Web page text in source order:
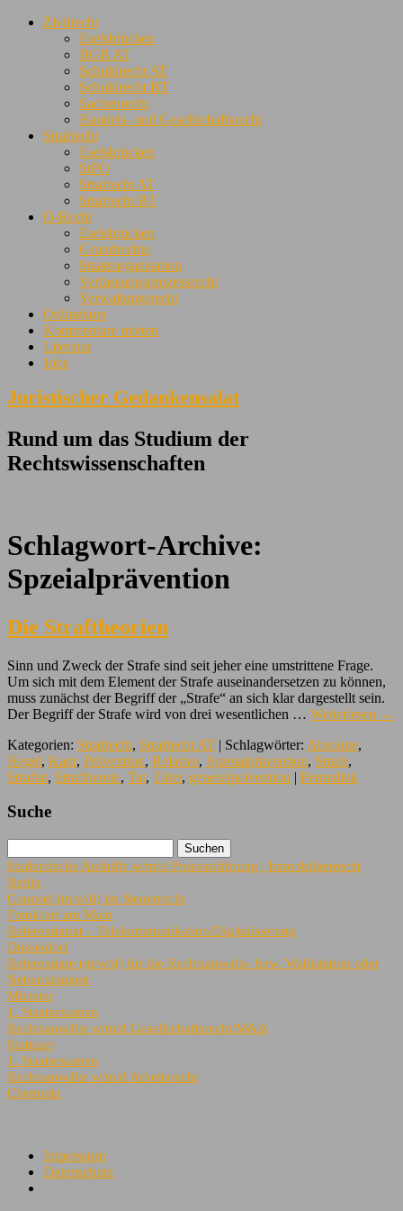
Zivilrecht
Eselsbrücken
BGB AT
Schuldrecht AT
Schuldrecht BT
Sachenrecht
Handels- und Gesellschaftsrecht
Strafrecht
Eselsbrücken
StPO
Strafrecht AT
Strafrecht BT
Ö-Recht
Eselsbrücken
Grundrechte
Staatsorganisation
Verfassungsprozessrecht
Verwaltungsrecht
Onlinekurs
Kommentare mieten
Literatur
Jobs
Juristischer Gedankensalat
Rund um das Studium der
Rechtswissenschaften
Schlagwort-Archive:
Spzeialprävention
Die Straftheorien
Sinn und Zweck der Strafe sind seit jeher eine umstrittene Frage.
Um sich mit dem Element der Strafe auseinandersetzen zu können,
muss zunächst der Begriff der „Strafe“ an sich klar dargestellt sein.
Der Begriff der Strafe wird von drei wesentlichen … Weiterlesen →
Kategorien: Strafrecht, Strafrecht AT | Schlagwörter: Absolute,
Hegel, Kant, Prävention, Relative, Spzeialprävention, Strafe,
Straftat, Straftheorie, Tat, Täter, generelprävention | Permalink
Suche
Studentische Aushilfe w/m/d Prozessführung | Immobilienrecht
Berlin
Counsel (m/w/d) im Steuerrecht
Frankfurt am Main
Referendariat – Telekommunikation/Digitalisierung
Düsseldorf
Referendare (m/w/d) für die Rechtsanwalts- bzw. Wahlstation oder
Nebentätigkeit
Münster
1. Staatsexamen
Rechtsanwälte w/m/d Gesellschaftsrecht/M&A
Stuttgart
1. Staatsexamen
Rechtsanwälte w/m/d Arbeitsrecht
Chemnitz
Impressum
Datenschutz